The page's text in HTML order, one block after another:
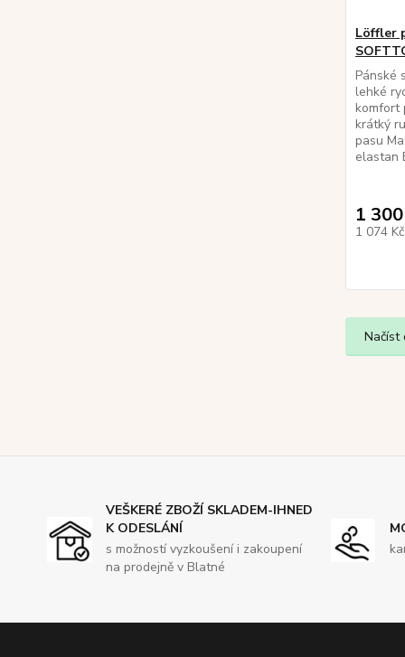
Löffler
Pánské
lehké
komfort
krátký
pasu
elastan
1
1 074
Načíst
VEŠKERÉ ZBOŽÍ SKLADEM-IHNED
K ODESLÁNÍ
s možností vyzkoušení i zakoupení
na prodejně v Blatné